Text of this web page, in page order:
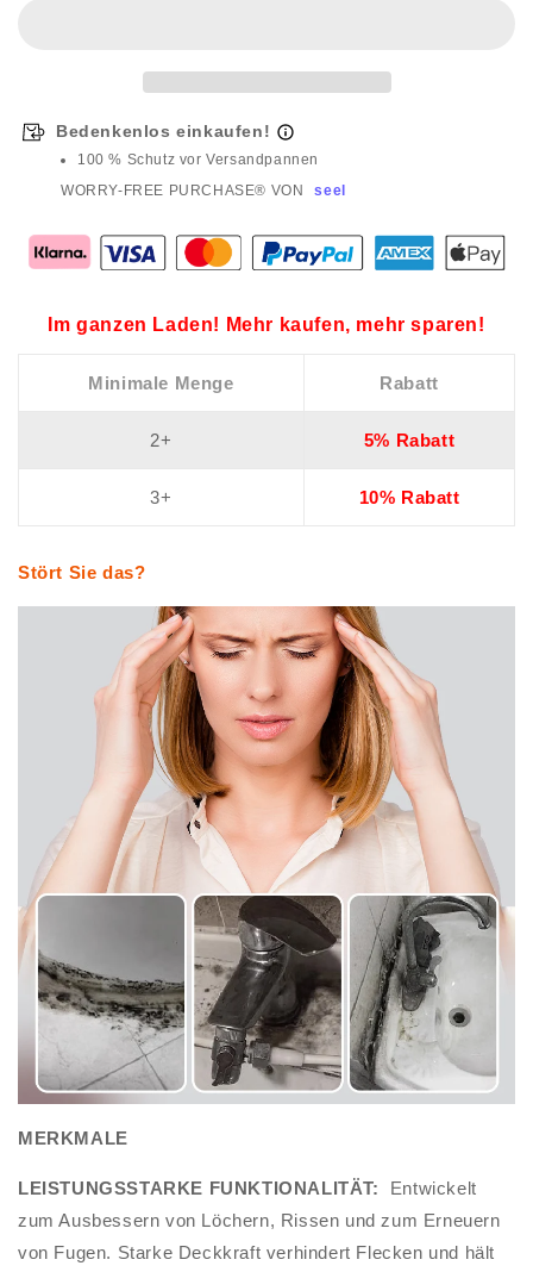
Bedenkenlos einkaufen!
100 % Schutz vor Versandpannen
WORRY-FREE PURCHASE® VON
seel
Im ganzen Laden! Mehr kaufen, mehr sparen!
Minimale Menge Rabatt
2+ 5% Rabatt
3+ 10% Rabatt
Stört Sie das?
MERKMALE
LEISTUNGSSTARKE FUNKTIONALITÄT:
Entwickelt
zum Ausbessern von Löchern, Rissen und zum Erneuern
von Fugen. Starke Deckkraft verhindert Flecken und hält